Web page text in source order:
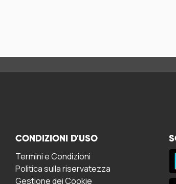
CONDIZIONI D'USO
Termini e Condizioni
Politica sulla riservatezza
Gestione dei Cookie